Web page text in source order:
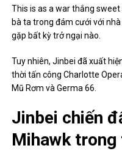
This is as a war thắng
bà ta trong đám cưới với
gặp bất kỳ trở ngại nào.
Tuy nhiên, Jinbei đã xuất
thời tấn công Charlotte
Mũ Rơm và Germa 66.
Jinbei chiến
Mihawk